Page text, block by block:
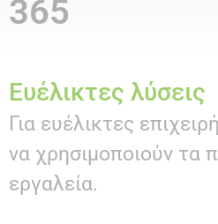
365
Ευέλικτες λύσεις
Για ευέλικτες
να χρησιμοποιούν τα
εργαλεία.